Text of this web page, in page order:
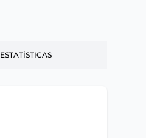
ESTATÍSTICAS